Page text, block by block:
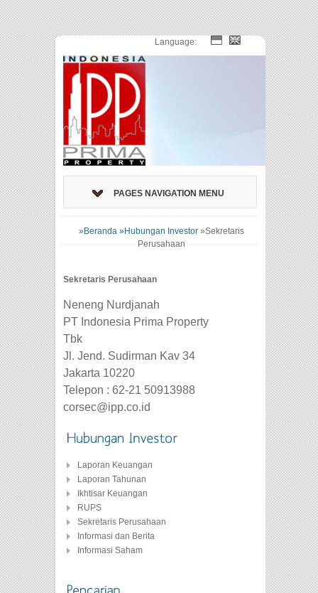
Language:
PAGES NAVIGATION MENU
»Beranda »Hubungan Investor»Sekretaris
Perusahaan
Sekretaris Perusahaan
Neneng Nurdjanah
PT Indonesia Prima Property
Tbk
Jl. Jend. Sudirman Kav 34
Jakarta 10220
Telepon : 62-21 50913988
corsec@ipp.co.id
Laporan Keuangan
Laporan Tahunan
Ikhtisar Keuangan
RUPS
Sekretaris Perusahaan
Informasi dan Berita
Informasi Saham